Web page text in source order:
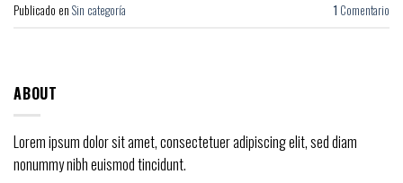
Publicado en Sin categoría 1 Comentario
ABOUT
Lorem ipsum dolor sit amet, consectetuer adipiscing elit, sed diam
nonummy nibh euismod tincidunt.